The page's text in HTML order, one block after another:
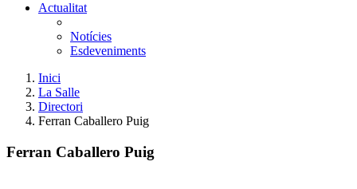
Actualitat
Notícies
Esdeveniments
Inici
La Salle
Directori
Ferran Caballero Puig
Ferran Caballero Puig